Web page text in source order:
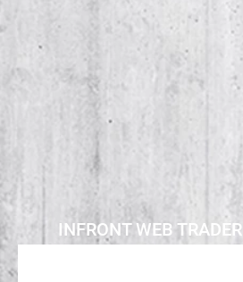
INFRONT WEB TRADER